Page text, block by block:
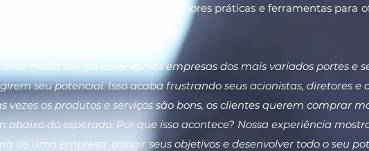
constante e utilizamos as melhores práticas e ferramentas para
muito tempo observamos empresas dos mais variados portes e
seu potencial. Isso acaba frustrando seus acionistas, diretores e
vezes os produtos e serviços são bons, os clientes querem comprar
abaixo do esperado. Por que isso acontece? Nossa experiência
de uma empresa atingir seus objetivos e desenvolver todo o seu